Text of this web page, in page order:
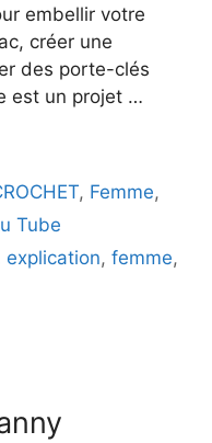
embellir votre
créer une
des porte-clés
est un projet …
, Femme,
Tube
explication,femme,